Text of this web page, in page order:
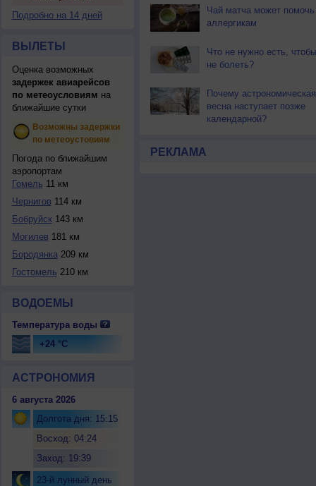
Подробно на 14 дней
ВЫЛЕТЫ
Оценка возможных
задержек авиарейсов
по метеоусловиям на
ближайшие сутки
Возможны задержки
по метеоустовиям
Погода по ближайшим
аэропортам
Гомель 11 км
Чернигов 114 км
Бобруйск143 км
Могилев 181 км
Бородянка209 км
Гостомель 210 км
ВОДОЕМЫ
Температура воды
+24 °C
АСТРОНОМИЯ
6 августа 2026
Долгота дня: 15:15
Восход: 04:24
Заход: 19:39
23-й лунный день
Чай матча может помочь
аллергикам
Что не нужно есть, чтобы
не болеть?
Почему астрономическая
весна наступает позже
календарной?
РЕКЛАМА